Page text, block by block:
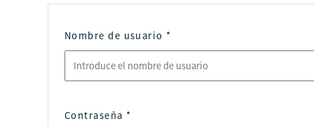
Nombre de usuario *
Contraseña *